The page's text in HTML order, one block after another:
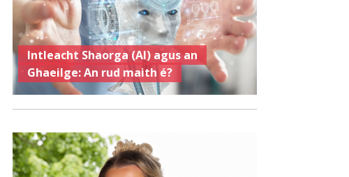
Intleacht Shaorga (AI) agus an
Ghaeilge: An rud maith é?